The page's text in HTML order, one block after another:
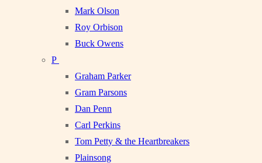
Mark Olson
Roy Orbison
Buck Owens
P
Graham Parker
Gram Parsons
Dan Penn
Carl Perkins
Tom Petty & the Heartbreakers
Plainsong